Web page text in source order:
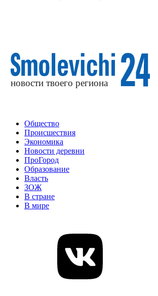
Общество
Происшествия
Экономика
Новости деревни
ПроГород
Образование
Власть
ЗОЖ
В стране
В мире